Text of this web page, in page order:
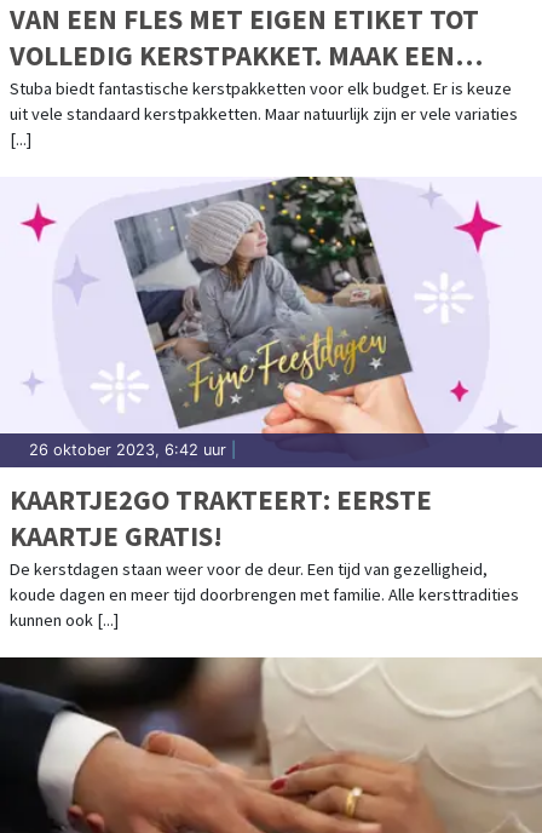
VAN EEN FLES MET EIGEN ETIKET TOT
VOLLEDIG KERSTPAKKET. MAAK EEN
AFSPRAAK VOOR EEN PAKKET VAN A TOT Z
Stuba biedt fantastische kerstpakketten voor elk budget. Er is keuze
uit vele standaard kerstpakketten. Maar natuurlijk zijn er vele variaties
[...]
26 oktober 2023, 6:42 uur
KAARTJE2GO TRAKTEERT: EERSTE
KAARTJE GRATIS!
De kerstdagen staan weer voor de deur. Een tijd van gezelligheid,
koude dagen en meer tijd doorbrengen met familie. Alle kersttradities
kunnen ook [...]